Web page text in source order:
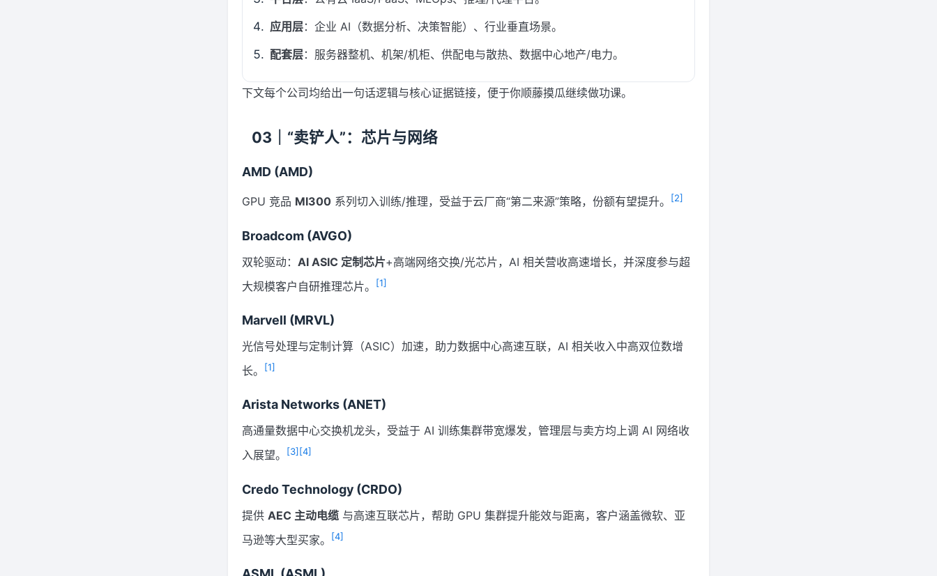
应用层：企业 AI（数据分析、决策智能）、行业垂直场景。
配套层：服务器整机、机架/机柜、供配电与散热、数据中心地产/电力。
下文每个公司均给出一句话逻辑与核心证据链接，便于你顺藤摸瓜继续做功课。
03｜“卖铲人”：芯片与网络
AMD (AMD)
GPU 竞品 MI300系列切入训练/推理，受益于云厂商“第二来源”策略，份额有望提升。 [2]
Broadcom (AVGO)
双轮驱动： AI ASIC 定制芯片+高端网络交换/光芯片，AI 相关营收高速增长，并深度参与超
大规模客户自研推理芯片。
[1]
Marvell (MRVL)
光信号处理与定制计算（ASIC）加速，助力数据中心高速互联，AI 相关收入中高双位数增
长。
[1]
Arista Networks (ANET)
高通量数据中心交换机龙头，受益于 AI 训练集群带宽爆发，管理层与卖方均上调 AI 网络收
入展望。
[3][4]
Credo Technology (CRDO)
提供 AEC 主动电缆与高速互联芯片，帮助 GPU 集群提升能效与距离，客户涵盖微软、亚
马逊等大型买家。
[4]